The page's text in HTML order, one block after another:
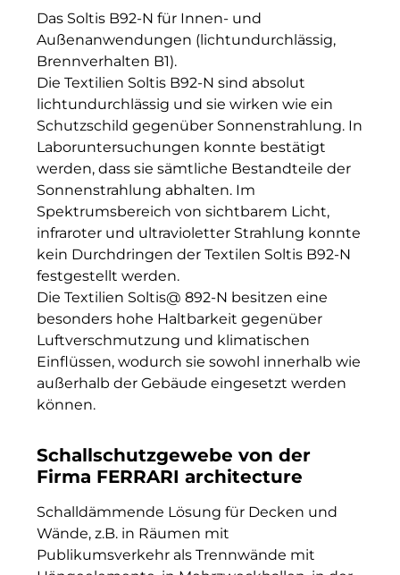
Das Soltis B92-N für Innen- und
Außenanwendungen (lichtundurchlässig,
Brennverhalten B1).
Die Textilien Soltis B92-N sind absolut
lichtundurchlässig und sie wirken wie ein
Schutzschild gegenüber Sonnenstrahlung. In
Laboruntersuchungen konnte bestätigt
werden, dass sie sämtliche Bestandteile der
Sonnenstrahlung abhalten. Im
Spektrumsbereich von sichtbarem Licht,
infraroter und ultravioletter Strahlung konnte
kein Durchdringen der Textilen Soltis B92-N
festgestellt werden.
Die Textilien Soltis@ 892-N besitzen eine
besonders hohe Haltbarkeit gegenüber
Luftverschmutzung und klimatischen
Einflüssen, wodurch sie sowohl innerhalb wie
außerhalb der Gebäude eingesetzt werden
können.
Schallschutzgewebe von der
Firma FERRARI architecture
Schalldämmende Lösung für Decken und
Wände, z.B. in Räumen mit
Publikumsverkehr als Trennwände mit